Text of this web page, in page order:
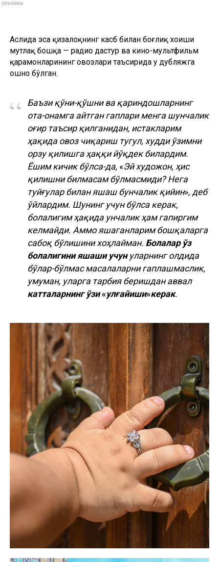
реклама
Аслида эса қизалоқнинг касб билан боғлиқ хоҳиши
мутлақ бошқа — радио дастур ва кино-мультфильм
қаҳрамонларининг овозлари таъсирида у дубляжга
ошно бўлган.
“
Баъзи қўни-қўшни ва қариндошларнинг
ота-онамга айтган гаплари менга шунчалик
оғир таъсир қилганидан, истакларим
ҳақида овоз чиқариш тугул, худди ўзимни
орзу қилишга ҳаққи йўқдек билардим.
Ёшим кичик бўлса-да, «Эй художон, ҳис
қилишни билмасам бўлмасмиди? Нега
туйғулар билан яшаш бунчалик қийин», деб
ўйлардим. Шунинг учун бўлса керак,
болалигим ҳақида унчалик ҳам гапиргим
келмайди. Аммо яшаганларим бошқаларга
сабоқ бўлишини хоҳлайман. Болалар ўз
болалигини яшаши учунуларнинг олдида
бўлар-бўлмас масалаларни гаплашмаслик,
умуман, уларга тарбия беришдан аввал
катталарнинг ўзи«улғайиши»керак.